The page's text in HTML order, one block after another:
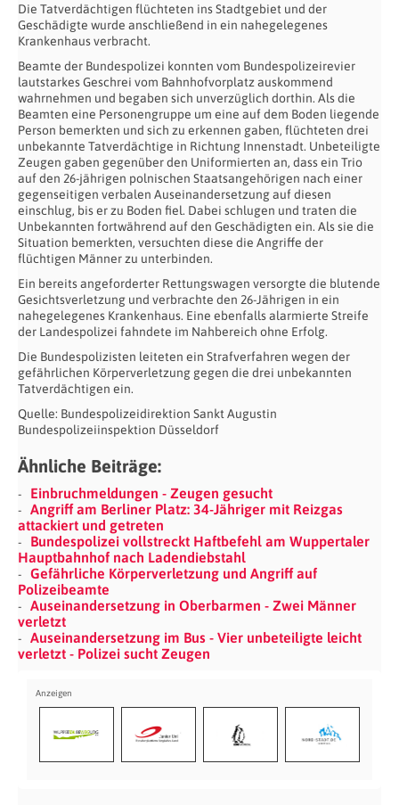
Die Tatverdächtigen flüchteten ins Stadtgebiet und der
Geschädigte wurde anschließend in ein nahegelegenes
Krankenhaus verbracht.
Beamte der Bundespolizei konnten vom Bundespolizeirevier
lautstarkes Geschrei vom Bahnhofvorplatz auskommend
wahrnehmen und begaben sich unverzüglich dorthin. Als die
Beamten eine Personengruppe um eine auf dem Boden liegende
Person bemerkten und sich zu erkennen gaben, flüchteten drei
unbekannte Tatverdächtige in Richtung Innenstadt. Unbeteiligte
Zeugen gaben gegenüber den Uniformierten an, dass ein Trio
auf den 26-jährigen polnischen Staatsangehörigen nach einer
gegenseitigen verbalen Auseinandersetzung auf diesen
einschlug, bis er zu Boden fiel. Dabei schlugen und traten die
Unbekannten fortwährend auf den Geschädigten ein. Als sie die
Situation bemerkten, versuchten diese die Angriffe der
flüchtigen Männer zu unterbinden.
Ein bereits angeforderter Rettungswagen versorgte die blutende
Gesichtsverletzung und verbrachte den 26-Jährigen in ein
nahegelegenes Krankenhaus. Eine ebenfalls alarmierte Streife
der Landespolizei fahndete im Nahbereich ohne Erfolg.
Die Bundespolizisten leiteten ein Strafverfahren wegen der
gefährlichen Körperverletzung gegen die drei unbekannten
Tatverdächtigen ein.
Quelle: Bundespolizeidirektion Sankt Augustin
Bundespolizeiinspektion Düsseldorf
Ähnliche Beiträge:
Einbruchmeldungen - Zeugen gesucht
Angriff am Berliner Platz: 34-Jähriger mit Reizgas
attackiert und getreten
Bundespolizei vollstreckt Haftbefehl am Wuppertaler
Hauptbahnhof nach Ladendiebstahl
Gefährliche Körperverletzung und Angriff auf
Polizeibeamte
Auseinandersetzung in Oberbarmen - Zwei Männer
verletzt
Auseinandersetzung im Bus - Vier unbeteiligte leicht
verletzt - Polizei sucht Zeugen